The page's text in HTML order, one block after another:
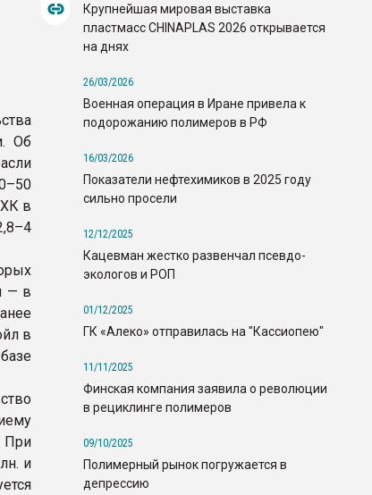
Об
в
— в
в
При
и
Крупнейшая мировая выставка
пластмасс CHINAPLAS 2026 открывается
на днях
26/03/2026
Военная операция в Иране привела к
подорожанию полимеров в РФ
16/03/2026
Показатели нефтехимиков в 2025 году
сильно просели
12/12/2025
Кацевман жестко развенчал псевдо-
экологов и РОП
01/12/2025
ГК «Алеко» отправилась на "Кассиопею"
11/11/2025
Финская компания заявила о революции
в рециклинге полимеров
09/10/2025
Полимерный рынок погружается в
депрессию